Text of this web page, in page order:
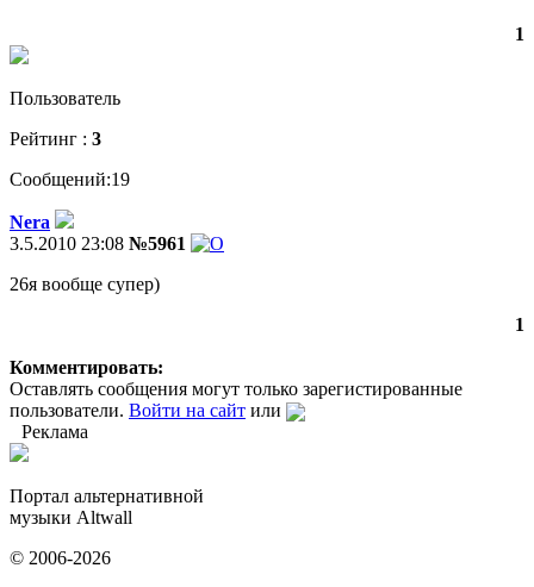
1
Пользователь
Рейтинг : 3
Сообщений:19
Nera
3.5.2010 23:08 №5961
26я вообще супер)
1
Комментировать:
Оставлять сообщения могут только зарегистированные
пользователи. Войти на сайт или
Реклама
Портал альтернативной
музыки Altwall
© 2006-2026